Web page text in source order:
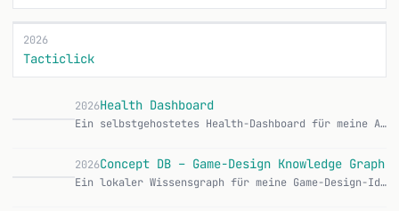
2026
Tacticlick
2026Health Dashboard
Ein selbstgehostetes Health-Dashboard für meine Apple-Health-Daten, dazu eine native iOS-App, die alles automatisch dorthin synct. Läuft komplett im Heimnetz au…
2026Concept DB – Game-Design Knowledge Graph
Ein lokaler Wissensgraph für meine Game-Design-Ideen. Konzepte, Mechaniken und Monetarisierungs-Muster landen als verknüpfte Knoten in einer Graph-Datenbank, we…